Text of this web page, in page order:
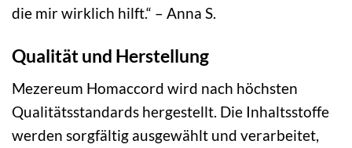
die mir wirklich hilft.“ – Anna S.
Qualität und Herstellung
Mezereum Homaccord wird nach höchsten
Qualitätsstandards hergestellt. Die Inhaltsstoffe
werden sorgfältig ausgewählt und verarbeitet,